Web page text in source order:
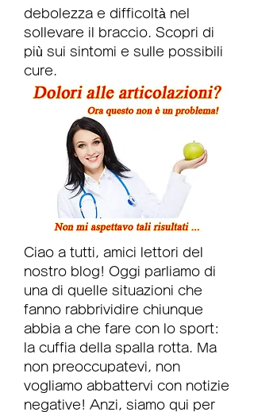
debolezza e difficoltà nel
sollevare il braccio. Scopri di
più sui sintomi e sulle possibili
cure.
Ciao a tutti, amici lettori del
nostro blog! Oggi parliamo di
una di quelle situazioni che
fanno rabbrividire chiunque
abbia a che fare con lo sport:
la cuffia della spalla rotta. Ma
non preoccupatevi, non
vogliamo abbattervi con notizie
negative! Anzi, siamo qui per